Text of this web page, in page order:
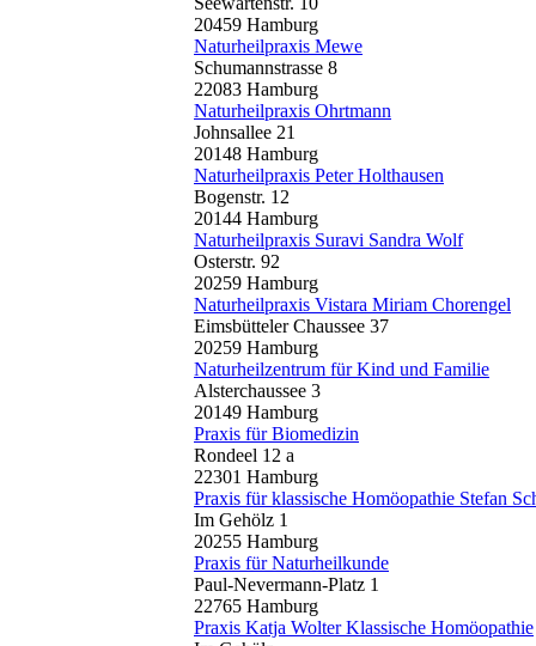
20459 Hamburg
Naturheilpraxis Mewe
Schumannstrasse 8
22083 Hamburg
Naturheilpraxis Ohrtmann
Johnsallee 21
20148 Hamburg
Naturheilpraxis Peter Holthausen
Bogenstr. 12
20144 Hamburg
Naturheilpraxis Suravi Sandra Wolf
Osterstr. 92
20259 Hamburg
Naturheilpraxis Vistara Miriam Chorengel
Eimsbütteler Chaussee 37
20259 Hamburg
Naturheilzentrum für Kind und Familie
Alsterchaussee 3
20149 Hamburg
Praxis für Biomedizin
Rondeel 12 a
22301 Hamburg
Praxis für klassische Homöopathie Stefan
Im Gehölz 1
20255 Hamburg
Praxis für Naturheilkunde
Paul-Nevermann-Platz 1
22765 Hamburg
Praxis Katja Wolter Klassische Homöopathie